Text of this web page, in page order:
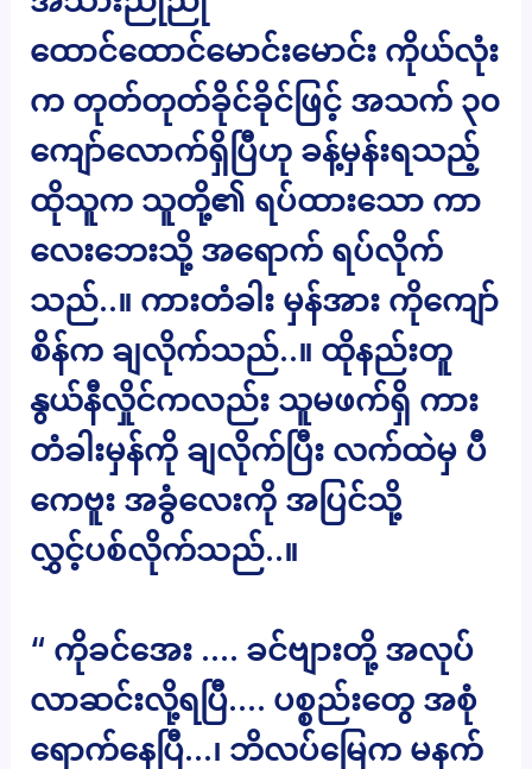
ထောင်ထောင်မောင်းမောင်း ကိုယ်လုံး
က တုတ်တုတ်ခိုင်ခိုင်ဖြင့် အသက် ၃၀
ကျော်လောက်ရှိပြီဟု ခန့်မှန်းရသည့်
ထိုသူက သူတို့၏ ရပ်ထားသော ကာ
လေးဘေးသို့ အရောက် ရပ်လိုက်
သည်..။ ကားတံခါး မှန်အား ကိုကျော်
စိန်က ချလိုက်သည်..။ ထိုနည်းတူ
နွယ်နီလှိုင်ကလည်း သူမဖက်ရှိ ကား
တံခါးမှန်ကို ချလိုက်ပြီး လက်ထဲမှ ပီ
ကေဗူး အခွံလေးကို အပြင်သို့
လွှင့်ပစ်လိုက်သည်..။
“ ကိုခင်အေး …. ခင်ဗျားတို့ အလုပ်
လာဆင်းလို့ရပြီ…. ပစ္စည်းတွေ အစုံ
ရောက်နေပြီ…၊ ဘိလပ်မြေက မနက်